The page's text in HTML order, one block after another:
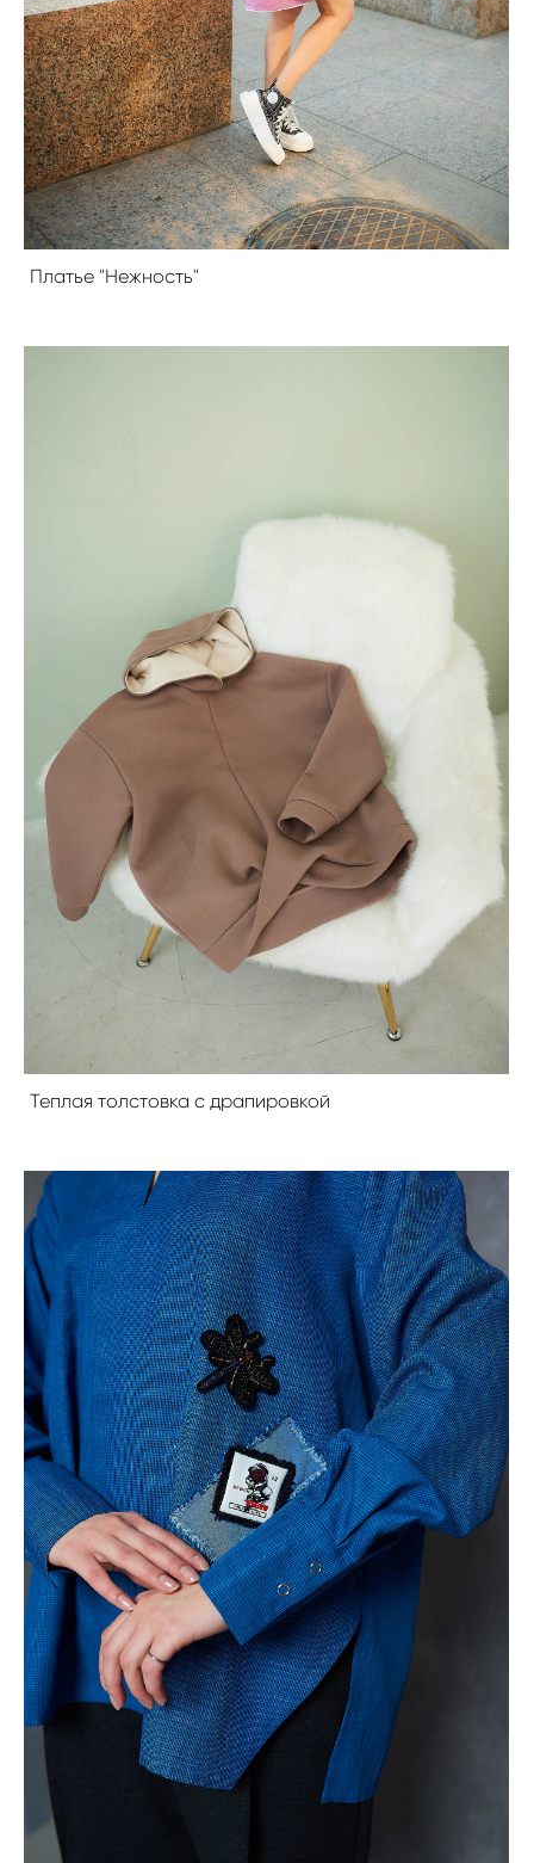
Платье "Нежность"
Теплая толстовка с драпировкой